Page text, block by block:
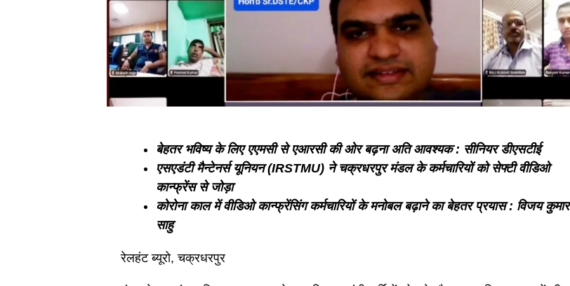
बेहतर भविष्य के लिए एएमसी से एआरसी की ओर बढ़ना अति आवश्यक : सीनियर डीएसटीई
एसएडंटी मैन्टेनर्स यूनियन (IRSTMU) ने चक्रधरपुर मंडल के कर्मचारियों को सेफ्टी वीडिओ
कान्फ्रेंस से जोड़ा
कोरोना काल में वीडिओ कान्फ्रेंसिंग कर्मचारियों के मनोबल बढ़ाने का बेहतर प्रयास : विजय कुमार
साहु
रेलहंट ब्यूरो, चक्रधरपुर